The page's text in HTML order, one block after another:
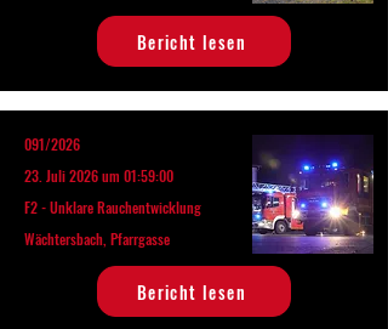
Bericht lesen
091/2026
23. Juli 2026 um 01:59:00
F2 - Unklare Rauchentwicklung
Wächtersbach, Pfarrgasse
Bericht lesen